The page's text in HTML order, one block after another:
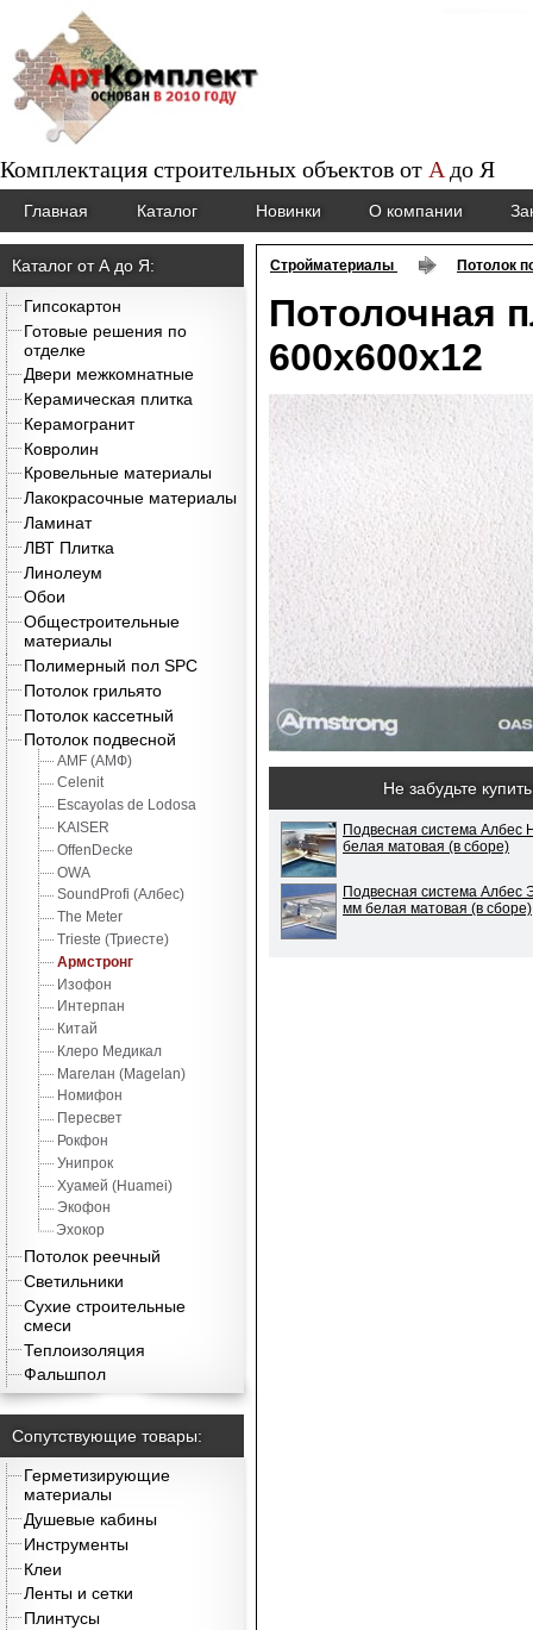
Комплектация строительных объектов от Aдо Я
Главная Каталог Новинки О компании
Каталог от А до Я:
Гипсокартон
Готовые решения по
отделке
Двери межкомнатные
Керамическая плитка
Керамогранит
Ковролин
Кровельные материалы
Лакокрасочные материалы
Ламинат
ЛВТ Плитка
Линолеум
Обои
Общестроительные
материалы
Полимерный пол SPC
Потолок грильято
Потолок кассетный
Потолок подвесной
AMF (АМФ)
Celenit
Escayolas de Lodosa
KAISER
OffenDecke
OWA
SoundProfi (Албес)
The Meter
Trieste (Триесте)
Армстронг
Изофон
Интерпан
Китай
Клеро Медикал
Магелан (Magelan)
Номифон
Пересвет
Рокфон
Унипрок
Хуамей (Huamei)
Экофон
Эхокор
Потолок реечный
Светильники
Сухие строительные
смеси
Теплоизоляция
Фальшпол
Сопутствующие товары:
Герметизирующие
материалы
Душевые кабины
Инструменты
Клеи
Ленты и сетки
Плинтусы
Стройматериалы Потолок
Потолочная
600х600х12
Не забудьте
Подвесная система Албес
белая матовая (в сборе)
Подвесная система
мм белая матовая (в сборе)